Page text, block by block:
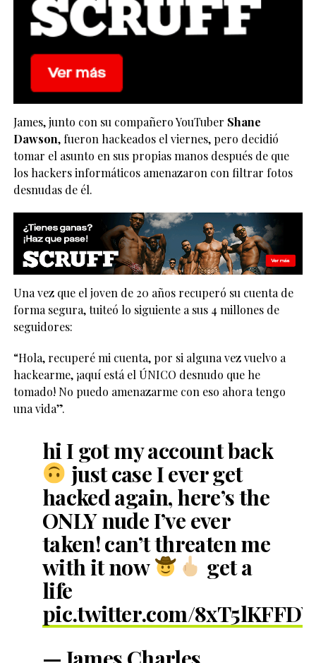
James, junto con su compañero YouTuber Shane
Dawson, fueron hackeados el viernes, pero decidió
tomar el asunto en sus propias manos después de que
los hackers informáticos amenazaron con filtrar fotos
desnudas de él.
Una vez que el joven de 20 años recuperó su cuenta de
forma segura, tuiteó lo siguiente a sus 4 millones de
seguidores:
“Hola, recuperé mi cuenta, por si alguna vez vuelvo a
hackearme, ¡aquí está el ÚNICO desnudo que he
tomado! No puedo amenazarme con eso ahora tengo
una vida”.
hi I got my account back
just case I ever get
hacked again, here’s the
ONLY nude I’ve ever
taken! can’t threaten me
with it now
get a
life
pic.twitter.com/8xT5lKFFDV